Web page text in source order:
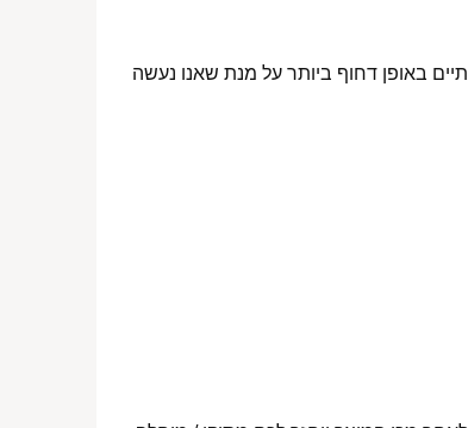
באופן דחוף ביותר על מנת שאנו נעשה